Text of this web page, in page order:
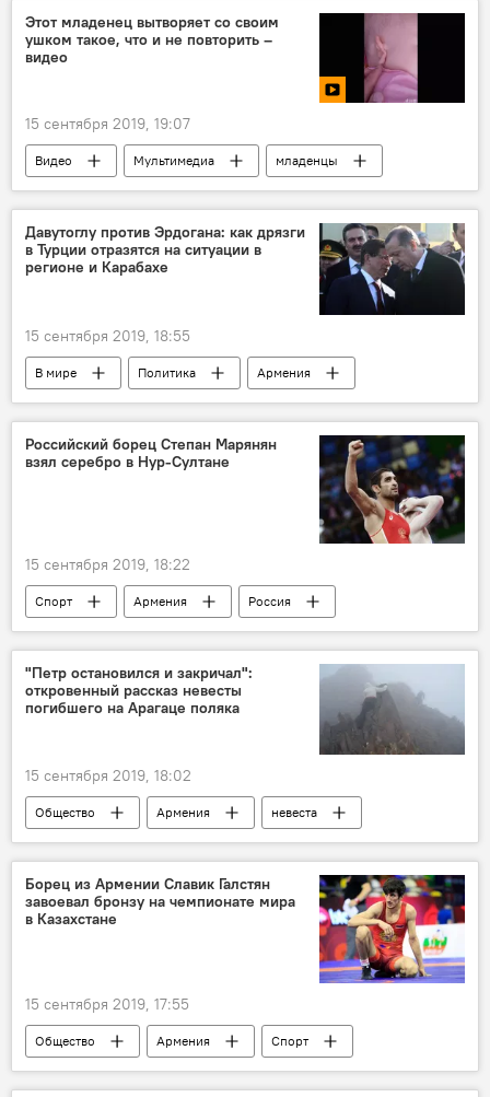
Этот младенец вытворяет со своим
ушком такое, что и не повторить –
видео
15 сентября 2019, 19:07
Видео Мультимедиа младенцы
Давутоглу против Эрдогана: как дрязги
в Турции отразятся на ситуации в
регионе и Карабахе
15 сентября 2019, 18:55
В мире Политика
Армения
Ахмет Давутоглу
Рубен Сафрастян
Турция
регион
уход
Российский борец Степан Марянян
взял серебро в Нур-Султане
15 сентября 2019, 18:22
Спорт Армения
Россия
В мире
Степан Марянян серебро
"Петр остановился и закричал":
откровенный рассказ невесты
погибшего на Арагаце поляка
15 сентября 2019, 18:02
Общество Армения
невеста
Арагац
Нападение медведя на польских туристов на горе Арагац
туристы
Борец из Армении Славик Галстян
завоевал бронзу на чемпионате мира
в Казахстане
15 сентября 2019, 17:55
Общество Армения
Спорт
борец
Казахстан
бронза